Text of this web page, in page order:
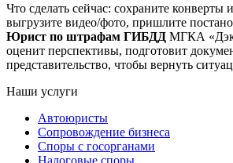
Что сделать сейчас: сохраните конверты
выгрузите видео/фото, пришлите
Юрист по штрафам ГИБДД МГКА
оценит перспективы, подготовит
представительство, чтобы вернуть
Наши услуги
Автоюристы
Сопровождение бизнеса
Споры с госорганами
Налоговые споры